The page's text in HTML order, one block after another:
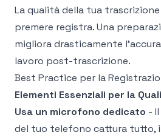
La qualità della tua
premere registra. Una
migliora drasticamente
lavoro post-trascrizione.
Best Practice per la
Elementi Essenziali per la
Usa un microfono dedicato -
del tuo telefono cattura tutto,